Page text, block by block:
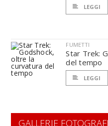
LEGGI
FUMETTI
Star Trek:
del tempo
LEGGI
GALLERIE